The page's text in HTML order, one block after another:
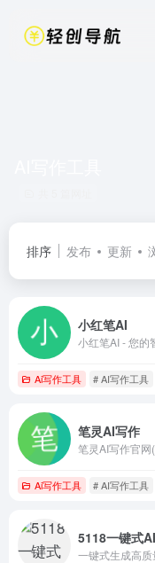
排序 发布 更新
小红笔AI
Ai写作工具 # AI写作工具
笔灵AI写作
Ai写作工具 # AI写作工具
一键式生成高